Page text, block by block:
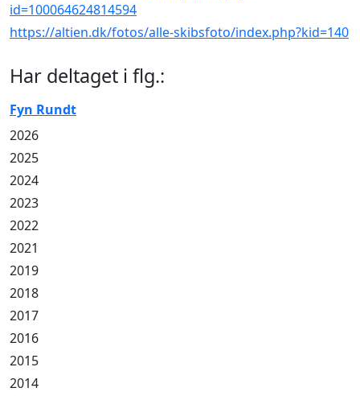
id=100064624814594
https://altien.dk/fotos/alle-skibsfoto/index.php?kid=140
Har deltaget i flg.:
Fyn Rundt
2026
2025
2024
2023
2022
2021
2019
2018
2017
2016
2015
2014